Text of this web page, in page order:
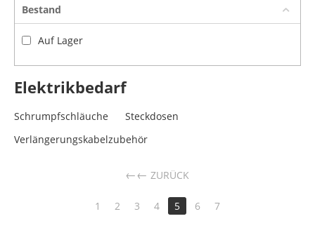
Bestand
Auf Lager
Elektrikbedarf
Schrumpfschläuche
Steckdosen
Verlängerungskabelzubehör
← ZURÜCK
1 2 3 4 5 6 7